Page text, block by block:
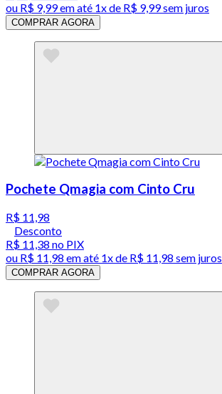
ou R$ 9,99em até 1x de R$ 9,99sem juros
COMPRAR AGORA
Pochete Qmagia com Cinto Cru
R$ 11,98
Desconto
R$ 11,38 no PIX
ou R$ 11,98 em até 1x de R$ 11,98 sem juros
COMPRAR AGORA